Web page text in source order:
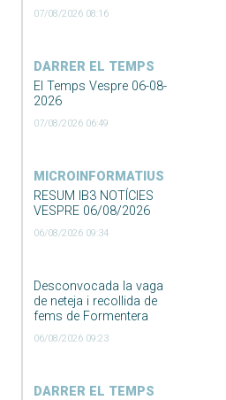
07/08/2026 08:16
DARRER EL TEMPS
El Temps Vespre 06-08-
2026
07/08/2026 06:49
MICROINFORMATIUS
RESUM IB3 NOTÍCIES
VESPRE 06/08/2026
06/08/2026 09:34
Desconvocada la vaga
de neteja i recollida de
fems de Formentera
06/08/2026 09:23
DARRER EL TEMPS